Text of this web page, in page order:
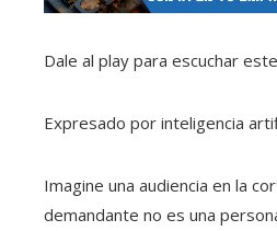
Dale al play para escuchar
Expresado por inteligencia
Imagine una audiencia en la
demandante no es una